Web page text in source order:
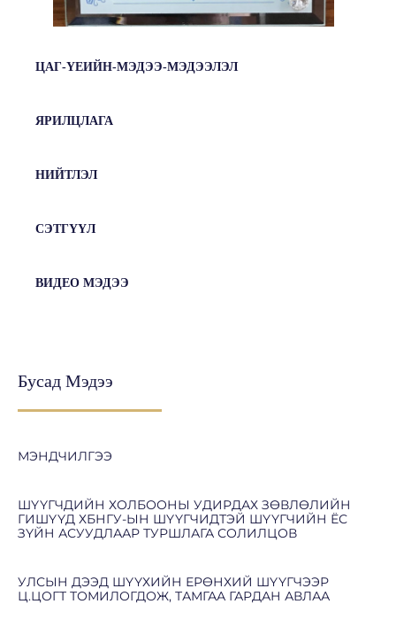
ЦАГ-ҮЕИЙН-МЭДЭЭ-МЭДЭЭЛЭЛ
ЯРИЛЦЛАГА
НИЙТЛЭЛ
СЭТГҮҮЛ
ВИДЕО МЭДЭЭ
Бусад Мэдээ
МЭНДЧИЛГЭЭ
ШҮҮГЧДИЙН ХОЛБООНЫ УДИРДАХ ЗӨВЛӨЛИЙН
ГИШҮҮД ХБНГУ-ЫН ШҮҮГЧИДТЭЙ ШҮҮГЧИЙН ЁС
ЗҮЙН АСУУДЛААР ТУРШЛАГА СОЛИЛЦОВ
УЛСЫН ДЭЭД ШҮҮХИЙН ЕРӨНХИЙ ШҮҮГЧЭЭР
Ц.ЦОГТ ТОМИЛОГДОЖ, ТАМГАА ГАРДАН АВЛАА